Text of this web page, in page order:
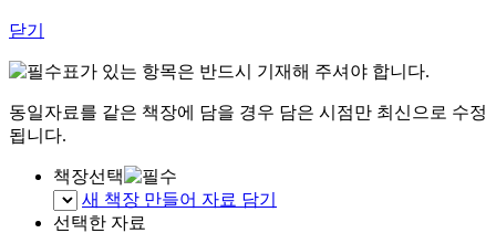
닫기
표가 있는 항목은 반드시 기재해 주셔야 합니다.
동일자료를 같은 책장에 담을 경우 담은 시점만 최신으로 수정
됩니다.
책장선택
새 책장 만들어 자료 담기
선택한 자료